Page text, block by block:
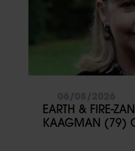
EARTH & FIRE-
KAAGMAN (79)